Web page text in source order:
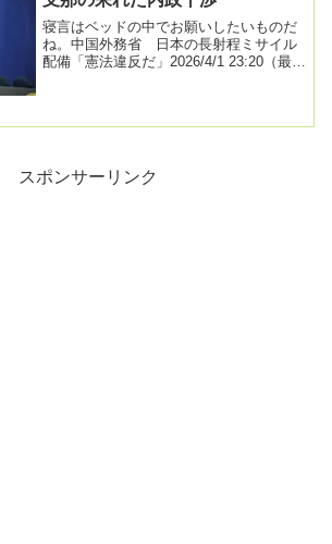
寝言はベッドの中でお願いしたいものだ
ね。中国外務省 日本の長射程ミサイル
配備「憲法違反だ」2026/4/1 23:20（最終
スポンサーリンク